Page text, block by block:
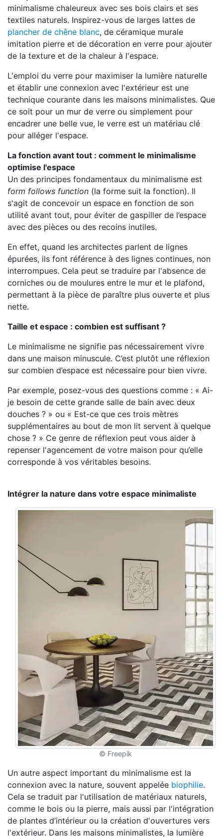
minimalisme chaleureux avec ses bois clairs et ses
textiles naturels. Inspirez-vous de larges lattes de
plancher de chêne blanc, de céramique murale
imitation pierre et de décoration en verre pour ajouter
de la texture et de la chaleur à l'espace.
L'emploi du verre pour maximiser la lumière naturelle
et établir une connexion avec l'extérieur est une
technique courante dans les maisons minimalistes. Que
ce soit pour un mur de verre ou simplement pour
encadrer une belle vue, le verre est un matériau clé
pour alléger l'espace.
La fonction avant tout : comment le minimalisme
optimise l'espace
Un des principes fondamentaux du minimalisme est
form follows function (la forme suit la fonction). Il
s'agit de concevoir un espace en fonction de son
utilité avant tout, pour éviter de gaspiller de l’espace
avec des pièces ou des recoins inutiles.
En effet, quand les architectes parlent de lignes
épurées, ils font référence à des lignes continues, non
interrompues. Cela peut se traduire par l'absence de
corniches ou de moulures entre le mur et le plafond,
permettant à la pièce de paraître plus ouverte et plus
nette.
Taille et espace : combien est suffisant ?
Le minimalisme ne signifie pas nécessairement vivre
dans une maison minuscule. C’est plutôt une réflexion
sur combien d’espace est nécessaire pour bien vivre.
Par exemple, posez-vous des questions comme : « Ai-
je besoin de cette grande salle de bain avec deux
douches ? » ou « Est-ce que ces trois mètres
supplémentaires au bout de mon lit servent à quelque
chose ? » Ce genre de réflexion peut vous aider à
repenser l'agencement de votre maison pour qu’elle
corresponde à vos véritables besoins.
Intégrer la nature dans votre espace minimaliste
© Freepik
Un autre aspect important du minimalisme est la
connexion avec la nature, souvent appelée biophilie.
Cela se traduit par l'utilisation de matériaux naturels,
comme le bois ou la pierre, mais aussi par l'intégration
de plantes d’intérieur ou la création d'ouvertures vers
l'extérieur. Dans les maisons minimalistes, la lumière